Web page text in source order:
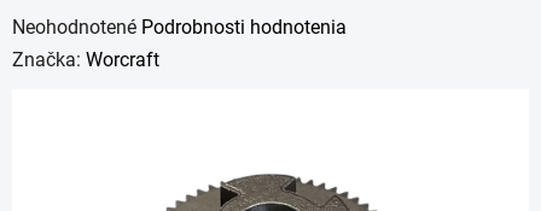
Priemerné
hodnotenie
Neohodnotené Podrobnosti hodnotenia
Značka: Worcraft